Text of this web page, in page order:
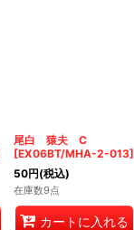
尾白 猿夫 C
[EX06BT/MHA-2-013]
50円(税込)
在庫数9点
カートに入れる